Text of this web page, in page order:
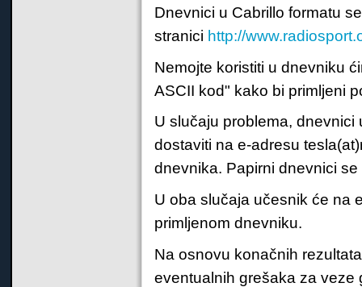
Dnevnici u Cabrillo formatu
stranici http://
Nemojte koristiti u dnevniku
ASCII kod" kako bi primljeni
U slučaju problema,
dostaviti na e-adresu
dnevnika. Papirni dnevnici
U oba slučaja učesnik će na
primljenom dnevniku.
Na osnovu konačnih
eventualnih grešaka za veze